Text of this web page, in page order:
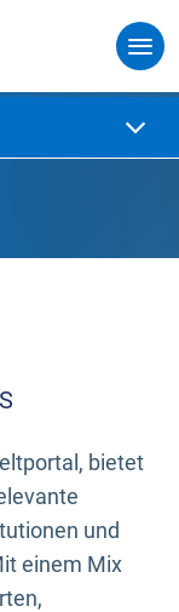
bietet
und
einem Mix